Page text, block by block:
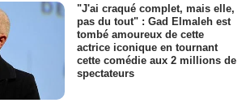
"J'ai craqué complet, mais elle,
pas du tout" : Gad Elmaleh est
tombé amoureux de cette
actrice iconique en tournant
cette comédie aux 2 millions de
spectateurs